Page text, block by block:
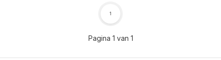
Pagina 1 van 1
1